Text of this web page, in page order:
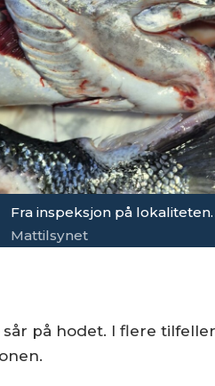
Fra inspeksjon på lokaliteten.
Mattilsynet
på hodet. I flere